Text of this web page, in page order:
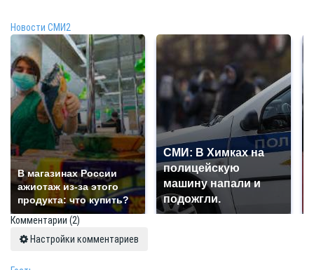
Новости СМИ2
В магазинах России
ажиотаж из-за этого
продукта: что купить?
СМИ: В Химках на
полицейскую
машину напали и
подожгли.
Комментарии (2)
Настройки комментариев